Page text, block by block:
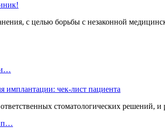
с целью борьбы с незаконной
и…
стоматологических решений, и
п…